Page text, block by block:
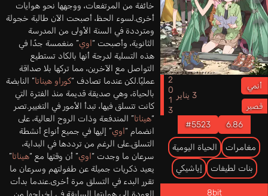
أنمي
قصير
3 يناير 2013
6.86
#5523
مغامرات الحياة اليومية
بنات لطيفات إياشيكي
8bit
خائفة من المرتفعات، ووجهها نحو هوايات
أخرى.لسوء الحظ، أصبحت الآن طالبة خجولة
ومترددة في السنة الأولى من المدرسة
الثانوية، وأصبحت “اوي” منغمسة جدًا في
هذه التسلية لدرجة أنها بالكاد تستطيع
التواصل مع الآخرين، مما تركها بلا صداقة
عمليًا.لكن عندما تصادف “كوراو هيناتا” النابضة
بالحياة، وهي صديقة قديمة منذ الفترة التي
كانت تتسلق فيها، تبدأ الأمور في التغيير.تصر
“هيناتا” المندفعة وذات الروح العالية، على
انضمام “اوي” إليها في جميع أنواع أنشطة
التسلق.على الرغم من ترددها في البداية،
سرعان ما وجدت “اوي” أن وقتها مع “هيناتا”
يعيد ذكريات جميلة عن طفولتهم وسرعان ما
تقرر البدء في التسلق مرة أخرى.عندما بدأت